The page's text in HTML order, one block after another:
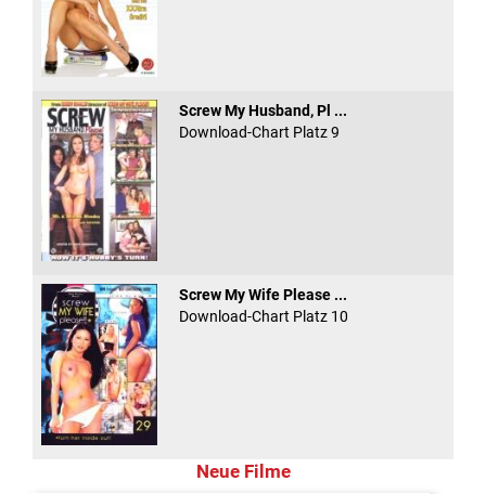
Screw My Husband, Pl ...
Download-Chart Platz 9
Screw My Wife Please ...
Download-Chart Platz 10
Neue Filme